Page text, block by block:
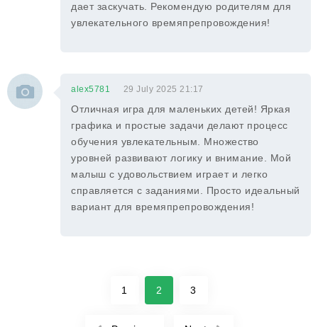
дает заскучать. Рекомендую родителям для
увлекательного времяпрепровождения!
alex5781 29 July 2025 21:17
Отличная игра для маленьких детей! Яркая
графика и простые задачи делают процесс
обучения увлекательным. Множество
уровней развивают логику и внимание. Мой
малыш с удовольствием играет и легко
справляется с заданиями. Просто идеальный
вариант для времяпрепровождения!
1 2 3